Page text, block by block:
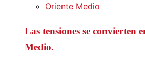
Oriente Medio
Las tensiones se convierten
Medio.